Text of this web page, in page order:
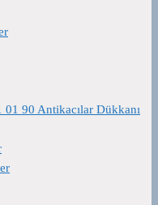
90 Antikacılar Dükkanı